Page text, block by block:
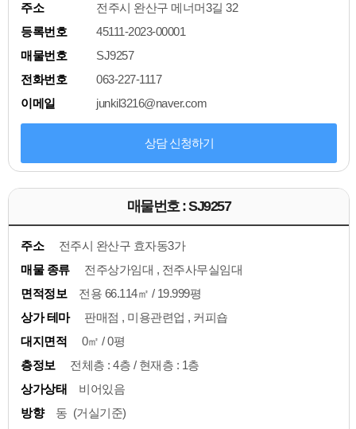
주소
전주시 완산구 메너머3길 32
등록번호
45111-2023-00001
매물번호
SJ9257
전화번호
063-227-1117
이메일
junkil3216@naver.com
상담 신청하기
매물번호 : SJ9257
주소
전주시 완산구 효자동3가
매물 종류
전주상가임대 , 전주사무실임대
면적정보
전용 66.114㎡ / 19.999평
상가 테마
판매점 , 미용관련업 , 커피숍
대지면적
0㎡ / 0평
층정보
전체층 : 4층 / 현재층 : 1층
상가상태
비어있음
방향
동 (거실기준)